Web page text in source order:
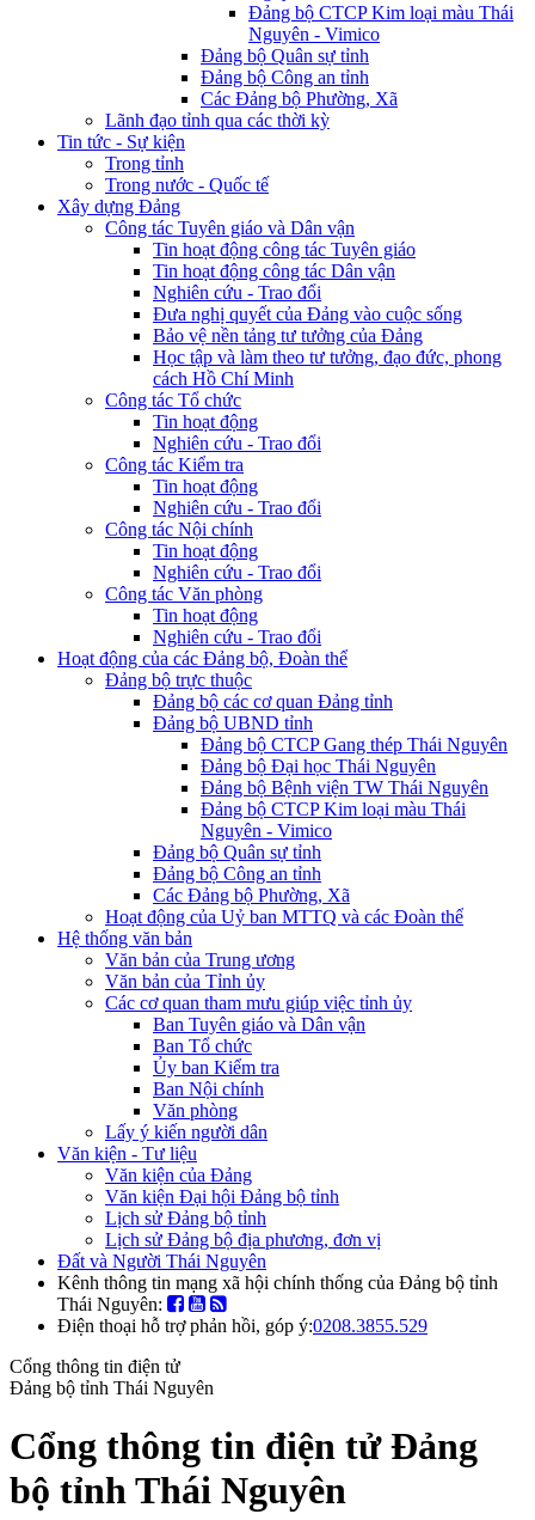
Đảng bộ CTCP Kim loại màu Thái
Nguyên - Vimico
Đảng bộ Quân sự tỉnh
Đảng bộ Công an tỉnh
Các Đảng bộ Phường, Xã
Lãnh đạo tỉnh qua các thời kỳ
Tin tức - Sự kiện
Trong tỉnh
Trong nước - Quốc tế
Xây dựng Đảng
Công tác Tuyên giáo và Dân vận
Tin hoạt động công tác Tuyên giáo
Tin hoạt động công tác Dân vận
Nghiên cứu - Trao đổi
Đưa nghị quyết của Đảng vào cuộc sống
Bảo vệ nền tảng tư tưởng của Đảng
Học tập và làm theo tư tưởng, đạo đức, phong
cách Hồ Chí Minh
Công tác Tổ chức
Tin hoạt động
Nghiên cứu - Trao đổi
Công tác Kiểm tra
Tin hoạt động
Nghiên cứu - Trao đổi
Công tác Nội chính
Tin hoạt động
Nghiên cứu - Trao đổi
Công tác Văn phòng
Tin hoạt động
Nghiên cứu - Trao đổi
Hoạt động của các Đảng bộ, Đoàn thể
Đảng bộ trực thuộc
Đảng bộ các cơ quan Đảng tỉnh
Đảng bộ UBND tỉnh
Đảng bộ CTCP Gang thép Thái Nguyên
Đảng bộ Đại học Thái Nguyên
Đảng bộ Bệnh viện TW Thái Nguyên
Đảng bộ CTCP Kim loại màu Thái
Nguyên - Vimico
Đảng bộ Quân sự tỉnh
Đảng bộ Công an tỉnh
Các Đảng bộ Phường, Xã
Hoạt động của Uỷ ban MTTQ và các Đoàn thể
Hệ thống văn bản
Văn bản của Trung ương
Văn bản của Tỉnh ủy
Các cơ quan tham mưu giúp việc tỉnh ủy
Ban Tuyên giáo và Dân vận
Ban Tổ chức
Ủy ban Kiểm tra
Ban Nội chính
Văn phòng
Lấy ý kiến người dân
Văn kiện - Tư liệu
Văn kiện của Đảng
Văn kiện Đại hội Đảng bộ tỉnh
Lịch sử Đảng bộ tỉnh
Lịch sử Đảng bộ địa phương, đơn vị
Đất và Người Thái Nguyên
Kênh thông tin mạng xã hội chính thống của Đảng bộ tỉnh
Thái Nguyên:
Điện thoại hỗ trợ phản hồi, góp ý:0208.3855.529
Cổng thông tin điện tử
Đảng bộ tỉnh Thái Nguyên
Cổng thông tin điện tử Đảng
bộ tỉnh Thái Nguyên